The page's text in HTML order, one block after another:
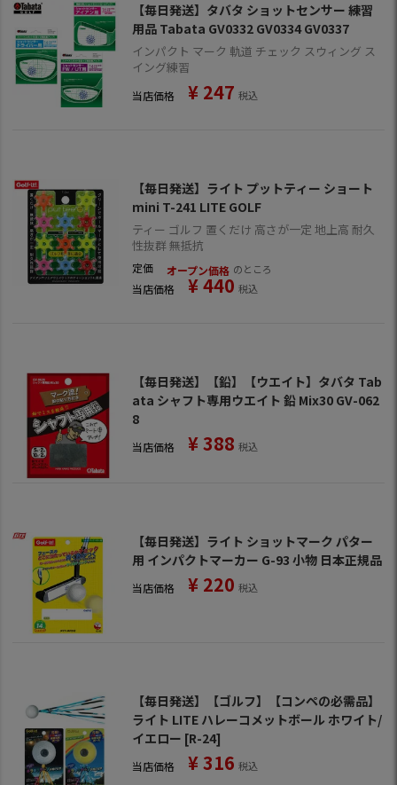
【毎日発送】タバタ ショットセンサー 練習
用品 Tabata GV0332 GV0334 GV0337
インパクト マーク 軌道 チェック スウィング ス
イング練習
当店価格 ¥ 247 税込
【毎日発送】ライト プットティー ショート
mini T-241 LITE GOLF
ティー ゴルフ 置くだけ 高さが一定 地上高 耐久
性抜群 無抵抗
定価 オープン価格 のところ
当店価格 ¥440 税込
【毎日発送】【鉛】【ウエイト】タバタ Tab
ata シャフト専用ウエイト 鉛 Mix30 GV-062
8
当店価格 ¥388 税込
【毎日発送】ライト ショットマーク パター
用 インパクトマーカー G-93 小物 日本正規品
当店価格 ¥ 220 税込
【毎日発送】【ゴルフ】【コンペの必需品】
ライト LITE ハレーコメットボール ホワイト/
イエロー [R-24]
当店価格 ¥316 税込